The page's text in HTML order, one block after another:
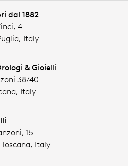
dal 1882
4
Italy
& Gioielli
38/40
Italy
15
Toscana, Italy